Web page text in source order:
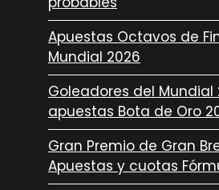
Apuestas Octavos de
Mundial 2026
Goleadores del Mundial
apuestas Bota de Oro
Gran Premio de Gran
Apuestas y cuotas